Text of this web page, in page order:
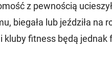
z pewnością
biegała lub jeździła na
kluby fitness będą